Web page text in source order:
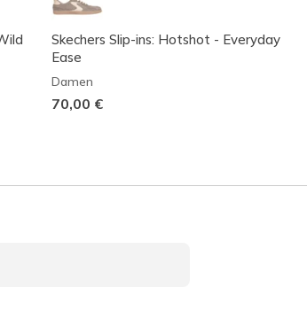
Skechers Slip-ins: Hotshot - Everyday
Ease
Damen
70,00 €